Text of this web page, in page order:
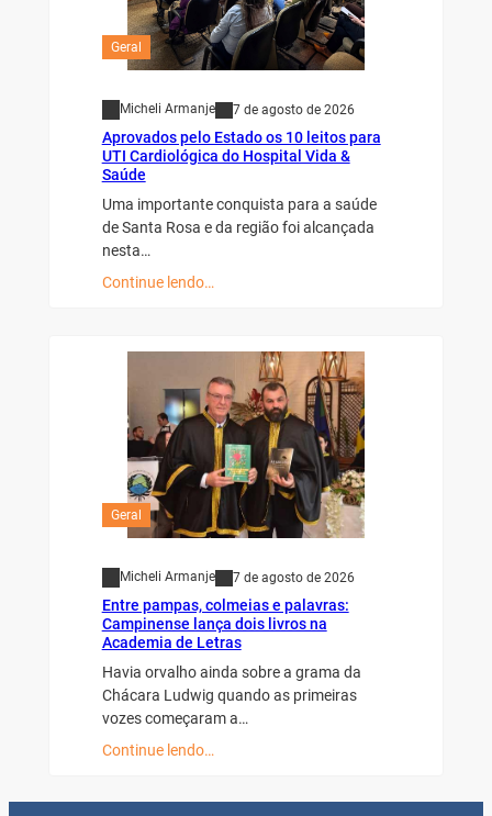
Geral
Micheli Armanje 7 de agosto de 2026
Aprovados pelo Estado os 10 leitos para
UTI Cardiológica do Hospital Vida &
Saúde
Uma importante conquista para a saúde
de Santa Rosa e da região foi alcançada
nesta…
Continue lendo…
Geral
Micheli Armanje 7 de agosto de 2026
Entre pampas, colmeias e palavras:
Campinense lança dois livros na
Academia de Letras
Havia orvalho ainda sobre a grama da
Chácara Ludwig quando as primeiras
vozes começaram a…
Continue lendo…